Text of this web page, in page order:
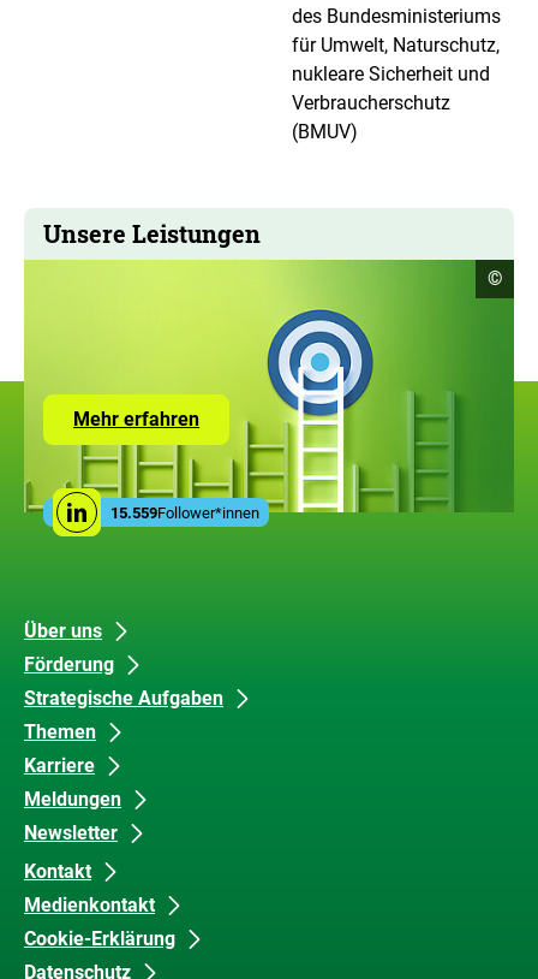
Unsere Leistungen
Mehr erfahrenZur
Seite
den
Leistungen
der
ZUG
Social
MediaLinkedin
15.559Follower*innen
©
Unsere
Inhalte
Über uns
Förderung
Strategische Aufgaben
Themen
Karriere
Meldungen
Newsletter
Datenschutz
und
Barrierefreiheit
Kontakt
Medienkontakt
Cookie-Erklärung
Datenschutz